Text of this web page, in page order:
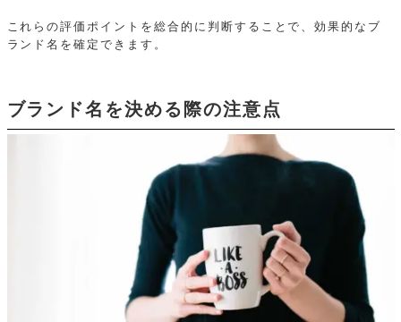
これらの評価ポイントを総合的に判断することで、効果的なブ
ランド名を確定できます。
ブランド名を決める際の注意点